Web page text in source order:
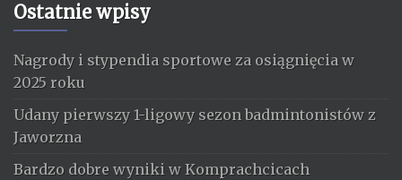
Ostatnie wpisy
Nagrody i stypendia sportowe za osiągnięcia w
2025 roku
Udany pierwszy 1-ligowy sezon badmintonistów z
Jaworzna
Bardzo dobre wyniki w Komprachcicach